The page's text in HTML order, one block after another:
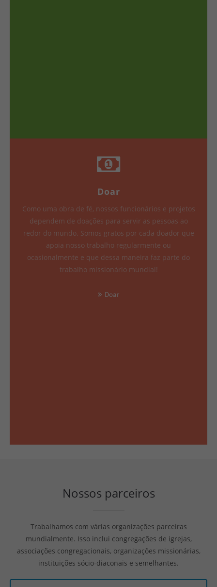
Doar
Como uma obra de fé, nossos funcionários e projetos
dependem de doações para servir as pessoas ao
redor do mundo. Somos gratos por cada doador que
apoia nosso trabalho regularmente ou
ocasionalmente e que dessa maneira faz parte do
trabalho missionário mundial!
Doar
Nossos parceiros
Trabalhamos com várias organizações parceiras
mundialmente. Isso inclui congregações de igrejas,
associações congregacionais, organizações missionárias,
instituições sócio-diaconais e semelhantes.